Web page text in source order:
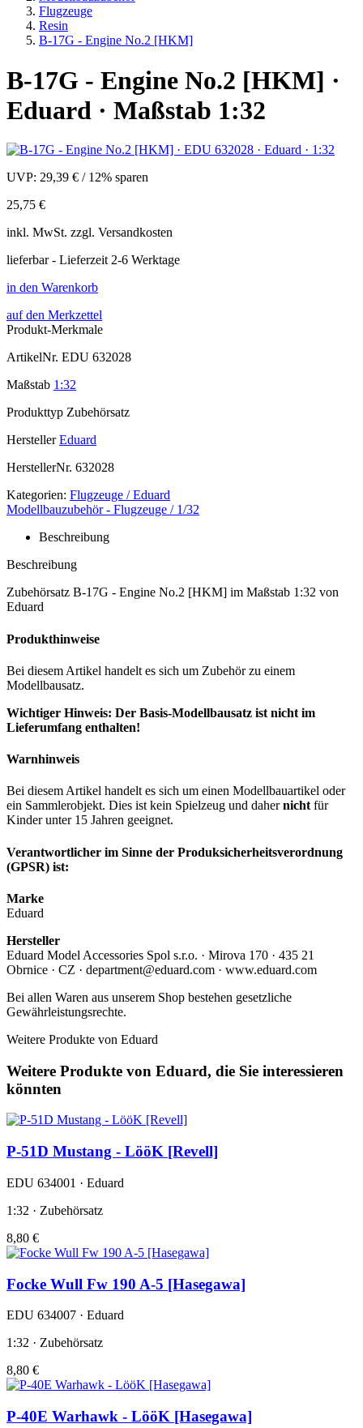
Flugzeuge
Resin
B-17G - Engine No.2 [HKM]
B-17G - Engine No.2 [HKM] ·
Eduard · Maßstab 1:32
UVP: 29,39 € / 12% sparen
25,75 €
inkl. MwSt. zzgl. Versandkosten
lieferbar - Lieferzeit 2-6 Werktage
in den Warenkorb
auf den Merkzettel
Produkt-Merkmale
ArtikelNr. EDU 632028
Maßstab 1:32
Produkttyp Zubehörsatz
Hersteller Eduard
HerstellerNr. 632028
Kategorien: Flugzeuge / Eduard
Modellbauzubehör - Flugzeuge / 1/32
Beschreibung
Beschreibung
Zubehörsatz B-17G - Engine No.2 [HKM] im Maßstab 1:32 von
Eduard
Produkthinweise
Bei diesem Artikel handelt es sich um Zubehör zu einem
Modellbausatz.
Wichtiger Hinweis: Der Basis-Modellbausatz ist nicht im
Lieferumfang enthalten!
Warnhinweis
Bei diesem Artikel handelt es sich um einen Modellbauartikel oder
ein Sammlerobjekt. Dies ist kein Spielzeug und dahernicht für
Kinder unter 15 Jahren geeignet.
Verantwortlicher im Sinne der Produksicherheitsverordnung
(GPSR) ist:
Marke
Eduard
Hersteller
Eduard Model Accessories Spol s.r.o. · Mirova 170 · 435 21
Obrnice · CZ · department@eduard.com · www.eduard.com
Bei allen Waren aus unserem Shop bestehen gesetzliche
Gewährleistungsrechte.
Weitere Produkte von Eduard
Weitere Produkte von Eduard, die Sie interessieren
könnten
P-51D Mustang - LööK [Revell]
EDU 634001 · Eduard
1:32 · Zubehörsatz
8,80 €
Focke Wull Fw 190 A-5 [Hasegawa]
EDU 634007 · Eduard
1:32 · Zubehörsatz
8,80 €
P-40E Warhawk - LööK [Hasegawa]